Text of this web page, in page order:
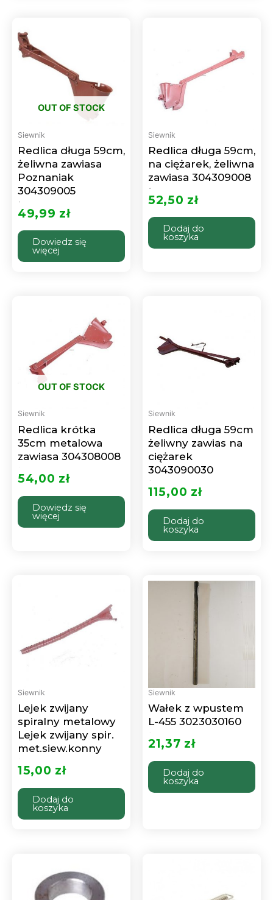
OUT OF STOCK
Siewnik
Redlica długa 59cm,
żeliwna zawiasa
Poznaniak
304309005
na
549,99 zł
Dowiedz się
więcej
Siewnik
Redlica długa 59cm,
na ciężarek, żeliwna
zawiasa 304309008
na
552,50 zł
Dodaj do
koszyka
OUT OF STOCK
Siewnik
Redlica krótka
35cm metalowa
zawiasa 304308008
na
554,00 zł
Dowiedz się
więcej
Siewnik
Redlica długa 59cm
żeliwny zawias na
ciężarek
3043090030
na115,00 zł
Dodaj do
koszyka
Siewnik
Lejek zwijany
spiralny metalowy
Lejek zwijany spir.
met.siew.konny
015,00 zł
Dodaj do
koszyka
Siewnik
Wałek z wpustem
L-455 3023030160
0
na
521,37 zł
Dodaj do
koszyka